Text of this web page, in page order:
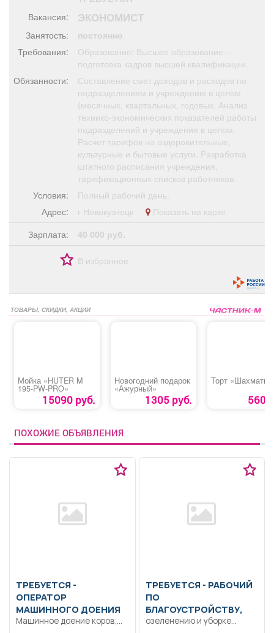
Я - пенсионер
Вакансия: ЭКОНОМИСТ
Занятость:
постоянно
Требования:
Образование: Высшее образование —
подготовка кадров высшей квалификации.
Обязанности:
Составление смет доходов и расходов по
подразделениям и учреждению в целом
(месячных, квартальных, годовых. Анализ
технико-экономических показателей работы
подразделений и учреждения в целом.
Расчет тарифов на оздоровительные,
культурные и бытовые услуги. Разработка
штатного расписания учреждения,
тарификационных списков работников.
Условия:
Полный рабочий день.
Адрес:
г Новокузнецк
Показать на карте
Зарплата:
40 000 руб.
В избранное
ТОВАРЫ, СКИДКИ, АКЦИИ
Мойка «HUTER M
195-PW-PRO»
15090 руб.
Новогодний подарок
«Ажурный»
1305 руб.
Торт
560
ПОХОЖИЕ ОБЪЯВЛЕНИЯ
ТРЕБУЕТСЯ -
ОПЕРАТОР
МАШИННОГО ДОЕНИЯ
Машинное доение коров;
ТРЕБУЕТСЯ - РАБОЧИЙ
ПО
БЛАГОУСТРОЙСТВУ,
озеленению и уборке